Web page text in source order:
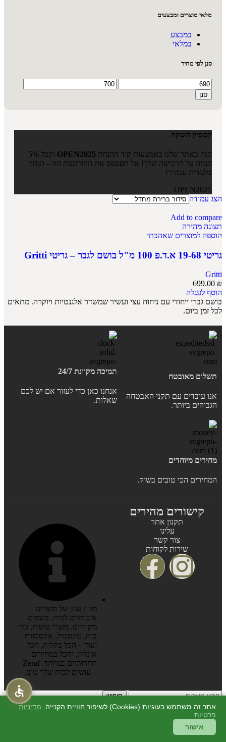
מלאי מוצרים ומבצעים
במבצע
במלאי
סנן לפי מחיר
סנן
קמפיין השקה
קנה באתר שלנו באמצעות קוד ההנחה OPEN2025
וקבל 5%
הנחה על הרכישה שלך! אל תפספס את ההזדמנות הזו – הנחה
בלעדית עבורך!
OPEN2025
הצג עמודה
Add to compare
תצוגה מהירה
הוספה למוצרים שאהבתי
גריטי 19-68 א.ד.פ 100 מ"ל בושם לגבר – גריטי Gritti
Gritti
699.00 ₪
הוסף לעגלה
בושם גברי ייחודי עם ניחוח עצי ועשיר שמשדר אלגנטיות ויוקרה. מתאים
לכל זמן ביום.
תשלום מאובטח
אנו עובדים עם תקני האבטחה
הגבוהים ביותר.
תמיכה מקוונת 24/7
אנחנו כאן כדי לעזור אם יש לכם
שאלות.
מחירים מיוחדים
המחירים הכי טובים בשוק.
קישורים מהירים
תקנון אתר
עלינו
צור קשר
שירות לקוחות
מגוון ענק של מוצרים
איכותיים לבית, בשמים
מקוריים, מוצרי טיפוח, כלי
בית, טקסטיל, אקססוריז
ועוד – הכל בקלות, הכל
אונליין, והכל במחירים
תחרותיים במיוחד. Zeraf
– עושים לבית שלך טוב.
חיפוש
התחילו להקליד כדי לראות מוצרים שאתם מחפשים.
סגור
אתר זה משתמש בעוגיות (Cookies) לשיפור חוויית הקנייה.
מדיניות
פרטיות
אישור